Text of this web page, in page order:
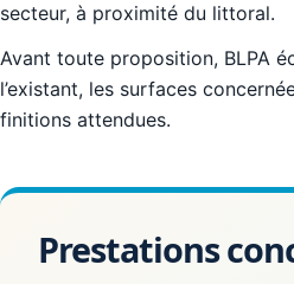
secteur, à proximité du littoral.
Avant toute proposition, BLPA
l’existant, les surfaces
finitions attendues.
Prestations